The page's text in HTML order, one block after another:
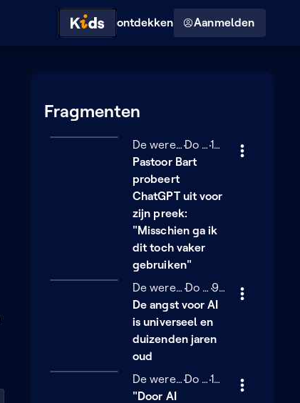
Hoog contrast modus
ontdekken Aanmelden
Fragmenten
De wereld van Sofie Donderdag 5 maart
Do 05/03 13 minuten
13 min
Pastoor Bart
probeert
ChatGPT uit voor
zijn preek:
"Misschien ga ik
dit toch vaker
gebruiken"
De wereld van Sofie Donderdag 5 maart
Do 05/03 9 minuten
9 min
De angst voor AI
is universeel en
duizenden jaren
oud
De wereld van Sofie Donderdag 5 maart
Do 05/03 13 minuten
13 min
"Door AI